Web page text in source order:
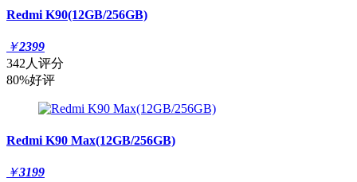
Redmi K90(12GB/256GB)
￥2399
342人评分
80%好评
Redmi K90 Max(12GB/256GB)
￥3199